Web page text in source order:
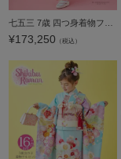
¥173,250 （税込）